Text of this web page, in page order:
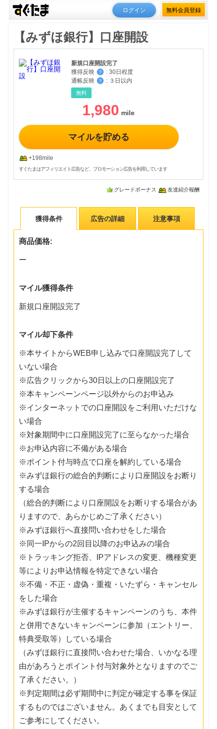
ログイン 無料会員登録
【みずほ銀行】口座開設
新規口座開設完了
獲得反映
？ : 30日程度
通帳反映
？ : ３日以内
無料
1,980
マイルを貯める
+198mile
すぐたまはアフィリエイト広告など、プロモーション広告を利用しています
グレードボーナス 友達紹介報酬
獲得条件 広告の詳細 注意事項
商品価格:
ー
マイル獲得条件
新規口座開設完了
マイル却下条件
※本サイトからWEB申し込みで口座開設完了して
いない場合
※広告クリックから30日以上の口座開設完了
※本キャンペーンページ以外からのお申込み
※インターネットでの口座開設をご利用いただけな
い場合
※対象期間中に口座開設完了に至らなかった場合
※お申込内容に不備がある場合
※ポイント付与時点で口座を解約している場合
※みずほ銀行の総合的判断により口座開設をお断り
する場合
（総合的判断により口座開設をお断りする場合があ
りますので、あらかじめご了承ください）
※みずほ銀行へ直接問い合わせをした場合
※同一IPからの2回目以降のお申込みの場合
※トラッキング拒否、IPアドレスの変更、機種変更
等によりお申込情報を特定できない場合
※不備・不正・虚偽・重複・いたずら・キャンセル
をした場合
※みずほ銀行が主催するキャンペーンのうち、本件
と併用できないキャンペーンに参加（エントリー、
特典受取等）している場合
（みずほ銀行に直接問い合わせた場合、いかなる理
由があろうとポイント付与対象外となりますのでご
了承ください。）
※判定期間は必ず期間中に判定が確定する事を保証
するものではございません。あくまでも目安として
ご参考にしてください。